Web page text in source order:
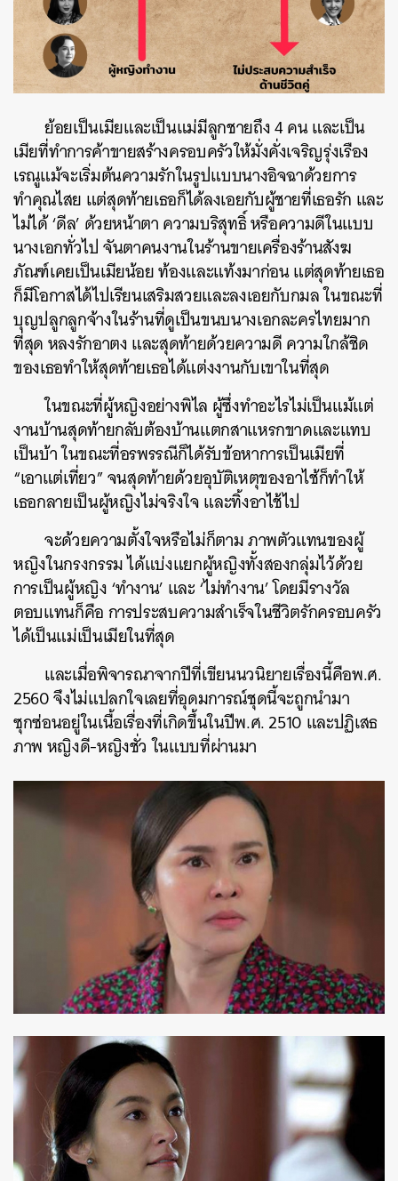
ย้อยเป็นเมียและเป็นแม่มีลูกชายถึง 4 คน และเป็น
เมียที่ทำการค้าขายสร้างครอบครัวให้มั่งคั่งเจริญรุ่งเรือง
เรณูแม้จะเริ่มต้นความรักในรูปแบบนางอิจฉาด้วยการ
ทำคุณไสย แต่สุดท้ายเธอก็ได้ลงเอยกับผู้ชายที่เธอรัก และ
ไม่ได้ ‘ดีล’ ด้วยหน้าตา ความบริสุทธิ์ หรือความดีในแบบ
นางเอกทั่วไป จันตาคนงานในร้านขายเครื่องร้านสังฆ
ภัณฑ์เคยเป็นเมียน้อย ท้องและแท้งมาก่อน แต่สุดท้ายเธอ
ก็มีโอกาสได้ไปเรียนเสริมสวยและลงเอยกับกมล ในขณะที่
บุญปลูกลูกจ้างในร้านที่ดูเป็นขนบนางเอกละครไทยมาก
ที่สุด หลงรักอาตง และสุดท้ายด้วยความดี ความใกล้ชิด
ของเธอทำให้สุดท้ายเธอได้แต่งงานกับเขาในที่สุด
ในขณะที่ผู้หญิงอย่างพิไล ผู้ซึ่งทำอะไรไม่เป็นแม้แต่
งานบ้านสุดท้ายกลับต้องบ้านแตกสาแหรกขาดและแทบ
เป็นบ้า ในขณะที่อรพรรณีก็ได้รับข้อหาการเป็นเมียที่
“เอาแต่เที่ยว” จนสุดท้ายด้วยอุบัติเหตุของอาไช้ก็ทำให้
เธอกลายเป็นผู้หญิงไม่จริงใจ และทิ้งอาไช้ไป
จะด้วยความตั้งใจหรือไม่ก็ตาม ภาพตัวแทนของผู้
หญิงในกรงกรรม ได้แบ่งแยกผู้หญิงทั้งสองกลุ่มไว้ด้วย
การเป็นผู้หญิง ‘ทำงาน’ และ ‘ไม่ทำงาน’ โดยมีรางวัล
ตอบแทนก็คือ การประสบความสำเร็จในชีวิตรักครอบครัว
ได้เป็นแม่เป็นเมียในที่สุด
และเมื่อพิจารณาจากปีที่เขียนนวนิยายเรื่องนี้คือพ.ศ.
2560 จึงไม่แปลกใจเลยที่อุดมการณ์ชุดนี้จะถูกนำมา
ซุกซ่อนอยู่ในเนื้อเรื่องที่เกิดขึ้นในปีพ.ศ. 2510 และปฏิเสธ
ภาพ หญิงดี-หญิงชั่ว ในแบบที่ผ่านมา